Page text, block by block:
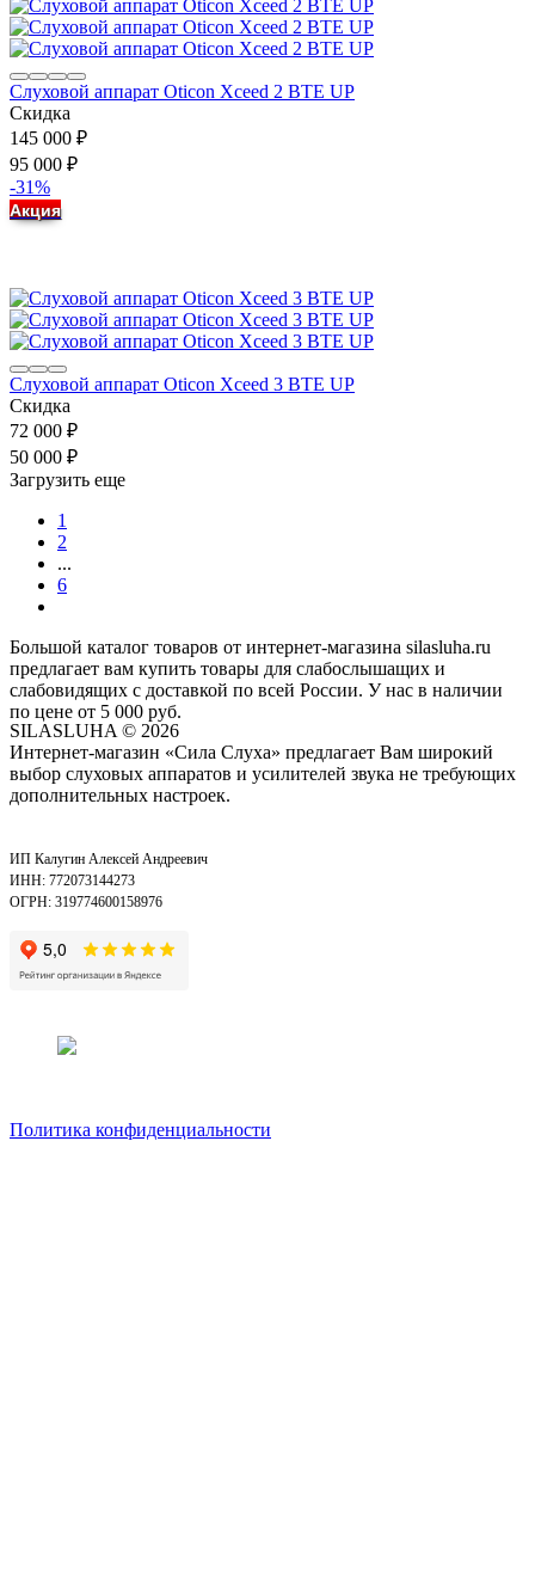
Слуховой аппарат Oticon Xceed 2 BTE UP
Скидка
145 000 ₽
95 000 ₽
-31%
Акция
Слуховой аппарат Oticon Xceed 3 BTE UP
Скидка
72 000 ₽
50 000 ₽
Загрузить еще
1
2
...
6
Большой каталог товаров от интернет-магазина silasluha.ru
предлагает вам купить товары для слабослышащих и
слабовидящих с доставкой по всей России. У нас в наличии
по цене от 5 000 руб.
SILASLUHA © 2026
Интернет-магазин «Сила Слуха» предлагает Вам широкий
выбор слуховых аппаратов и усилителей звука не требующих
дополнительных настроек.
ИП Калугин Алексей Андреевич
ИНН: 772073144273
ОГРН: 319774600158976
Политика конфиденциальности